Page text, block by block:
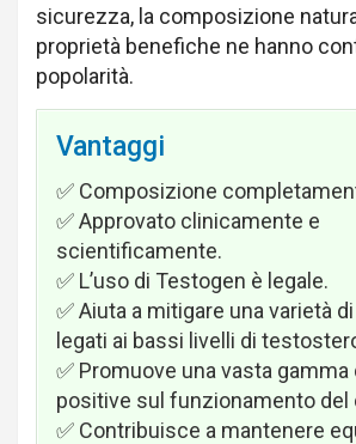
sicurezza, la composizione
proprietà benefiche ne hanno
popolarità.
Vantaggi
✅ Composizione
✅ Approvato clinicamente e
scientificamente.
✅ L’uso di Testogen è legale.
✅ Aiuta a mitigare una varietà
legati ai bassi livelli di
✅ Promuove una vasta
positive sul funzionamento del
✅ Contribuisce a mantenere